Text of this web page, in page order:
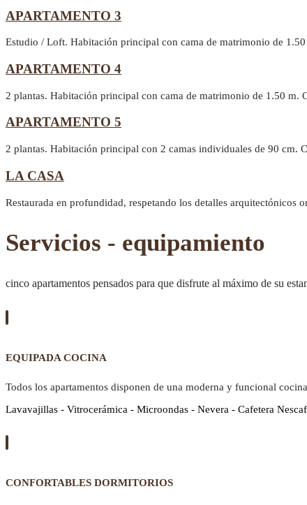
APARTAMENTO 3
Estudio / Loft. Habitación principal con cama de matrimonio de
APARTAMENTO 4
2 plantas. Habitación principal con cama de matrimonio de 1.50 m.
APARTAMENTO 5
2 plantas. Habitación principal con 2 camas individuales de 90 cm.
LA CASA
Restaurada en profundidad, respetando los detalles
Servicios - equipamiento
cinco apartamentos pensados para que disfrute al máximo de su
EQUIPADA COCINA
Todos los apartamentos disponen de una moderna y funcional
Lavavajillas - Vitrocerámica - Microondas - Nevera - Cafetera
CONFORTABLES DORMITORIOS